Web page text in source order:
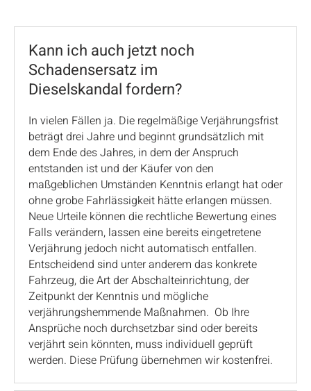
Kann ich auch jetzt noch
Schadensersatz im
Dieselskandal fordern?
In vielen Fällen ja. Die regelmäßige Verjährungsfrist
beträgt drei Jahre und beginnt grundsätzlich mit
dem Ende des Jahres, in dem der Anspruch
entstanden ist und der Käufer von den
maßgeblichen Umständen Kenntnis erlangt hat oder
ohne grobe Fahrlässigkeit hätte erlangen müssen.
Neue Urteile können die rechtliche Bewertung eines
Falls verändern, lassen eine bereits eingetretene
Verjährung jedoch nicht automatisch entfallen.
Entscheidend sind unter anderem das konkrete
Fahrzeug, die Art der Abschalteinrichtung, der
Zeitpunkt der Kenntnis und mögliche
verjährungshemmende Maßnahmen. Ob Ihre
Ansprüche noch durchsetzbar sind oder bereits
verjährt sein könnten, muss individuell geprüft
werden. Diese Prüfung übernehmen wir kostenfrei.